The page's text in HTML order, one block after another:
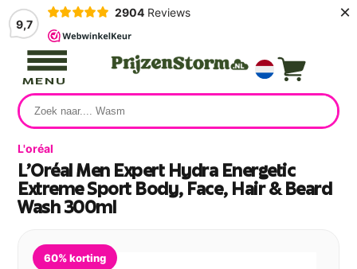
9,7
2904 Reviews ×
MENU
L'oréal
L'Oréal Men Expert Hydra Energetic
Extreme Sport Body, Face, Hair & Beard
Wash 300ml
60% korting